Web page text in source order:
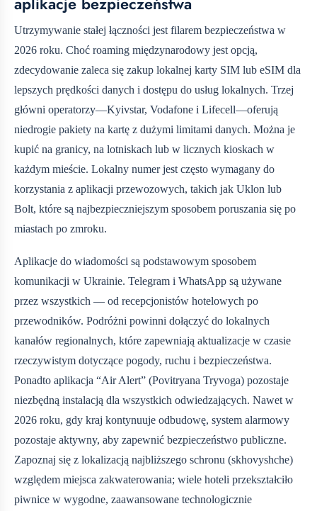
Utrzymywanie stałej łączności jest filarem bezpieczeństwa w
2026 roku. Choć roaming międzynarodowy jest opcją,
zdecydowanie zaleca się zakup lokalnej karty SIM lub eSIM dla
lepszych prędkości danych i dostępu do usług lokalnych. Trzej
główni operatorzy—Kyivstar, Vodafone i Lifecell—oferują
niedrogie pakiety na kartę z dużymi limitami danych. Można je
kupić na granicy, na lotniskach lub w licznych kioskach w
każdym mieście. Lokalny numer jest często wymagany do
korzystania z aplikacji przewozowych, takich jak Uklon lub
Bolt, które są najbezpieczniejszym sposobem poruszania się po
miastach po zmroku.
Aplikacje do wiadomości są podstawowym sposobem
komunikacji w Ukrainie. Telegram i WhatsApp są używane
przez wszystkich — od recepcjonistów hotelowych po
przewodników. Podróżni powinni dołączyć do lokalnych
kanałów regionalnych, które zapewniają aktualizacje w czasie
rzeczywistym dotyczące pogody, ruchu i bezpieczeństwa.
Ponadto aplikacja “Air Alert” (Povitryana Tryvoga) pozostaje
niezbędną instalacją dla wszystkich odwiedzających. Nawet w
2026 roku, gdy kraj kontynuuje odbudowę, system alarmowy
pozostaje aktywny, aby zapewnić bezpieczeństwo publiczne.
Zapoznaj się z lokalizacją najbliższego schronu (skhovyshche)
względem miejsca zakwaterowania; wiele hoteli przekształciło
piwnice w wygodne, zaawansowane technologicznie